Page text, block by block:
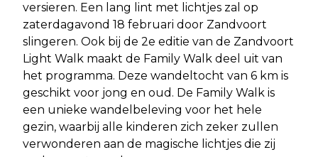
versieren. Een lang lint met lichtjes zal op
zaterdagavond 18 februari door Zandvoort
slingeren. Ook bij de 2e editie van de Zandvoort
Light Walk maakt de Family Walk deel uit van
het programma. Deze wandeltocht van 6 km is
geschikt voor jong en oud. De Family Walk is
een unieke wandelbeleving voor het hele
gezin, waarbij alle kinderen zich zeker zullen
verwonderen aan de magische lichtjes die zij